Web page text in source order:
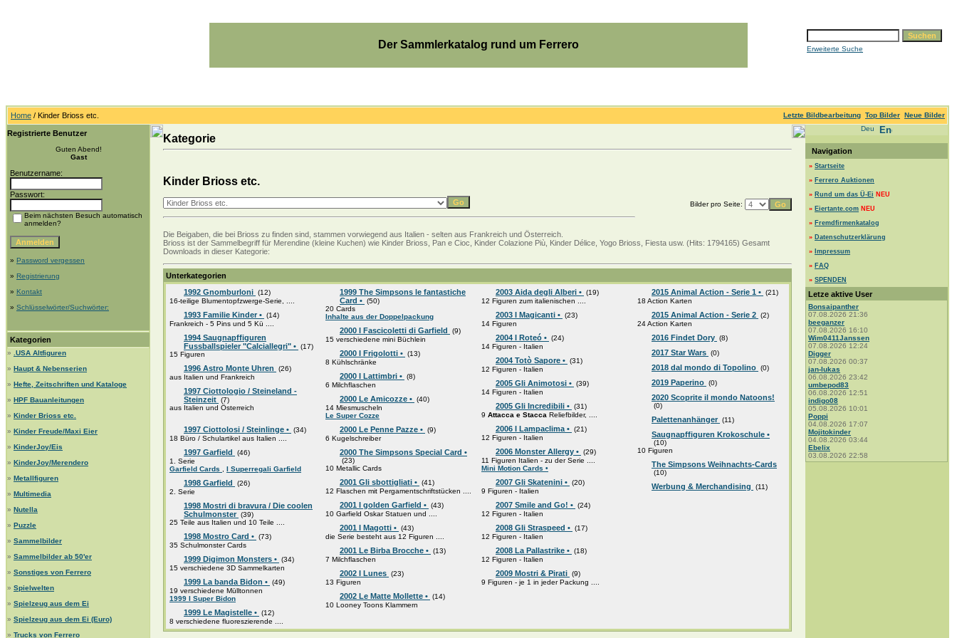
Der Sammlerkatalog rund um Ferrero Erweiterte Suche
Home / Kinder Brioss etc. Letzte Bildbearbeitung Top Bilder Neue Bilder
Registrierte Benutzer
Guten Abend!
Gast
Benutzername:
Passwort:
Beim nächsten Besuch automatisch
anmelden?
» Password vergessen
» Registrierung
» Kontakt
» Schlüsselwörter/Suchwörter:
Kategorien
»
.USA Altfiguren
» Haupt & Nebenserien
» Hefte, Zeitschriften und Kataloge
» HPF Bauanleitungen
» Kinder Brioss etc.
» Kinder Freude/Maxi Eier
» KinderJoy/Eis
» KinderJoy/Merendero
» Metallfiguren
» Multimedia
» Nutella
» Puzzle
» Sammelbilder
» Sammelbilder ab 50'er
» Sonstiges von Ferrero
» Spielwelten
» Spielzeug aus dem Ei
» Spielzeug aus dem Ei (Euro)
» Trucks von Ferrero
Kategorie
Kinder Brioss etc.
Bilder pro Seite:
Die Beigaben, die bei Brioss zu finden sind, stammen vorwiegend aus Italien - selten aus Frankreich und Österreich.
Brioss ist der Sammelbegriff für Merendine (kleine Kuchen) wie Kinder Brioss, Pan e Cioc, Kinder Colazione Più, Kinder Délice, Yogo Brioss, Fiesta usw. (Hits: 1794165) Gesamt
Downloads in dieser Kategorie:
Unterkategorien
1992 Gnomburloni (12)
16-teilige Blumentopfzwerge-Serie, ....
1993 Familie Kinder • (14)
Frankreich - 5 Pins und 5 Kü ....
1994 Saugnapffiguren
Fussballspieler "Calciallegri" • (17)
15 Figuren
1996 Astro Monte Uhren
(26)
aus Italien und Frankreich
1997 Ciottologio / Steineland -
Steinzeit (7)
aus Italien und Österreich
1997 Ciottolosi / Steinlinge • (34)
18 Büro / Schulartikel aus Italien ....
1997 Garfield
(46)
1. Serie
Garfield Cards
I Superregali Garfield
1998 Garfield
(26)
2. Serie
1998 Mostri di bravura / Die coolen
Schulmonster (39)
25 Teile aus Italien und 10 Teile ....
1998 Mostro Card • (73)
35 Schulmonster Cards
1999 Digimon Monsters • (34)
15 verschiedene 3D Sammelkarten
1999 La banda Bidon • (49)
19 verschiedene Mülltonnen
1999 I Super Bidon
1999 Le Magistelle • (12)
8 verschiedene fluoreszierende ....
1999 The Simpsons le fantastiche
Card • (50)
20 Cards
Inhalte aus der Doppelpackung
2000 I Fascicoletti di Garfield
(9)
15 verschiedene mini Büchlein
2000 I Frigolotti • (13)
8 Kühlschränke
2000 I Lattimbri • (8)
6 Milchflaschen
2000 Le Amicozze • (40)
14 Miesmuscheln
Le Super Cozze
2000 Le Penne Pazze • (9)
6 Kugelschreiber
2000 The Simpsons Special Card •
(23)
10 Metallic Cards
2001 Gli sbottigliati • (41)
12 Flaschen mit Pergamentschriftstücken ....
2001 I golden Garfield • (43)
10 Garfield Oskar Statuen und ....
2001 I Magotti • (43)
die Serie besteht aus 12 Figuren ....
2001 Le Birba Brocche • (13)
7 Milchflaschen
2002 I Lunes (23)
13 Figuren
2002 Le Matte Mollette • (14)
10 Looney Toons Klammern
2003 Aida degli Alberi • (19)
12 Figuren zum italienischen ....
2003 I Magicanti • (23)
14 Figuren
2004 I Roteó • (24)
14 Figuren - Italien
2004 Totò Sapore • (31)
12 Figuren - Italien
2005 Gli Animotosi • (39)
14 Figuren - Italien
2005 Gli Incredibili • (31)
9 Attacca e Stacca Reliefbilder, ....
2006 I Lampaclima • (21)
12 Figuren - Italien
2006 Monster Allergy • (29)
11 Figuren Italien - zu der Serie ....
Mini Motion Cards •
2007 Gli Skatenini • (20)
9 Figuren - Italien
2007 Smile and Go! • (24)
12 Figuren - Italien
2008 Gli Straspeed • (17)
12 Figuren - Italien
2008 La Pallastrike • (18)
12 Figuren - Italien
2009 Mostri & Pirati (9)
9 Figuren - je 1 in jeder Packung ....
2015 Animal Action - Serie 1 • (21)
18 Action Karten
2015 Animal Action - Serie 2 (2)
24 Action Karten
2016 Findet Dory (8)
2017 Star Wars (0)
2018 dal mondo di Topolino (0)
2019 Paperino (0)
2020 Scoprite il mondo Natoons!
(0)
Palettenanhänger (11)
Saugnapffiguren Krokoschule •
(10)
10 Figuren
The Simpsons Weihnachts-Cards
(10)
Werbung & Merchandising (11)
Navigation
» Startseite
» Ferrero Auktionen
» Rund um das Ü-Ei NEU
» Eiertante.com NEU
» Fremdfirmenkatalog
» Datenschutzerklärung
» Impressum
» FAQ
» SPENDEN
Letze aktive User
Bonsaipanther
07.08.2026 21:36
beeganzer
07.08.2026 16:10
Wim0411Janssen
07.08.2026 12:24
Digger
07.08.2026 00:37
jan-lukas
06.08.2026 23:42
umbepod83
06.08.2026 12:51
indigo08
05.08.2026 10:01
Poppi
04.08.2026 17:07
Mojitokinder
04.08.2026 03:44
Ebelix
03.08.2026 22:58